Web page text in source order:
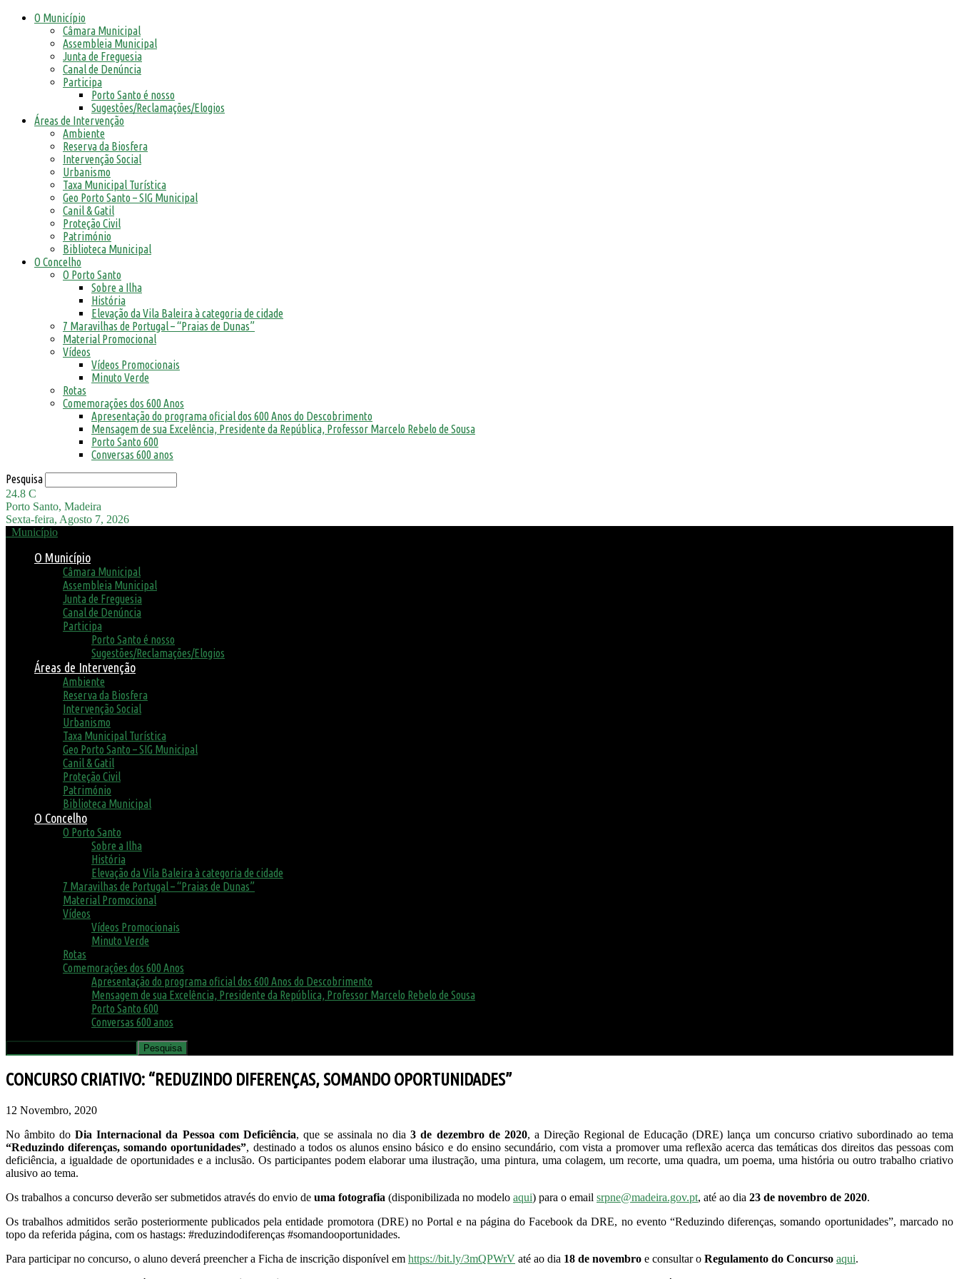
O Município
Câmara Municipal
Assembleia Municipal
Junta de Freguesia
Canal de Denúncia
Participa
Porto Santo é nosso
Sugestões/Reclamações/Elogios
Áreas de Intervenção
Ambiente
Reserva da Biosfera
Intervenção Social
Urbanismo
Taxa Municipal Turística
Geo Porto Santo – SIG Municipal
Canil & Gatil
Proteção Civil
Património
Biblioteca Municipal
O Concelho
O Porto Santo
Sobre a Ilha
História
Elevação da Vila Baleira à categoria de cidade
7 Maravilhas de Portugal – “Praias de Dunas”
Material Promocional
Vídeos
Vídeos Promocionais
Minuto Verde
Rotas
Comemorações dos 600 Anos
Apresentação do programa oficial dos 600 Anos do Descobrimento
Mensagem de sua Excelência, Presidente da República, Professor Marcelo Rebelo de Sousa
Porto Santo 600
Conversas 600 anos
Pesquisa
24.8 C
Porto Santo, Madeira
Sexta-feira, Agosto 7, 2026
Município
O Município
Câmara Municipal
Assembleia Municipal
Junta de Freguesia
Canal de Denúncia
Participa
Porto Santo é nosso
Sugestões/Reclamações/Elogios
Áreas de Intervenção
Ambiente
Reserva da Biosfera
Intervenção Social
Urbanismo
Taxa Municipal Turística
Geo Porto Santo – SIG Municipal
Canil & Gatil
Proteção Civil
Património
Biblioteca Municipal
O Concelho
O Porto Santo
Sobre a Ilha
História
Elevação da Vila Baleira à categoria de cidade
7 Maravilhas de Portugal – “Praias de Dunas”
Material Promocional
Vídeos
Vídeos Promocionais
Minuto Verde
Rotas
Comemorações dos 600 Anos
Apresentação do programa oficial dos 600 Anos do Descobrimento
Mensagem de sua Excelência, Presidente da República, Professor Marcelo Rebelo de Sousa
Porto Santo 600
Conversas 600 anos
CONCURSO CRIATIVO: “REDUZINDO DIFERENÇAS, SOMANDO OPORTUNIDADES”
12 Novembro, 2020
No âmbito doDia Internacional da Pessoa com Deficiência, que se assinala no dia3 de dezembro de 2020, a Direção Regional de Educação (DRE) lança um concurso criativo subordinado ao tema
“Reduzindo diferenças, somando oportunidades”, destinado a todos os alunos ensino básico e do ensino secundário, com vista a promover uma reflexão acerca das temáticas dos direitos das pessoas com
deficiência, a igualdade de oportunidades e a inclusão. Os participantes podem elaborar uma ilustração, uma pintura, uma colagem, um recorte, uma quadra, um poema, uma história ou outro trabalho criativo
alusivo ao tema.
Os trabalhos a concurso deverão ser submetidos através do envio de uma fotografia (disponibilizada no modelo aqui) para o email srpne@madeira.gov.pt, até ao dia 23 de novembro de 2020.
Os trabalhos admitidos serão posteriormente publicados pela entidade promotora (DRE) no Portal e na página do Facebook da DRE, no evento “Reduzindo diferenças, somando oportunidades”, marcado no
topo da referida página, com os hastags: #reduzindodiferenças #somandooportunidades.
Para participar no concurso, o aluno deverá preencher a Ficha de inscrição disponível em https://bit.ly/3mQPWrV até ao dia 18 de novembro e consultar o Regulamento do Concurso aqui.